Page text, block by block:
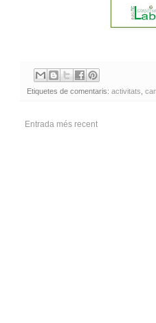
Etiquetes de comentaris: activitats
Entrada més recent